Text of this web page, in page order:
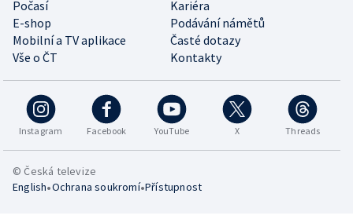
Počasí
Kariéra
E-shop
Podávání námětů
Mobilní a TV aplikace
Časté dotazy
Vše o ČT
Kontakty
Instagram Facebook YouTube X Threads
© Česká televize
English•Ochrana soukromí•Přístupnost